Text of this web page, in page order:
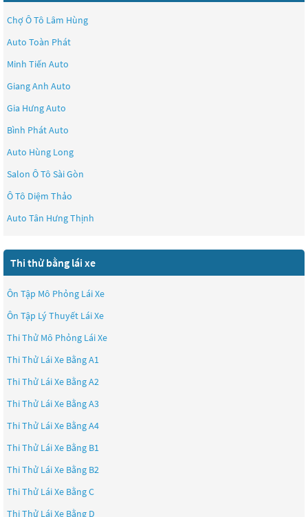
Chợ Ô Tô Lâm Hùng
Auto Toàn Phát
Minh Tiến Auto
Giang Anh Auto
Gia Hưng Auto
Bình Phát Auto
Auto Hùng Long
Salon Ô Tô Sài Gòn
Ô Tô Diệm Thảo
Auto Tân Hưng Thịnh
Thi thử bằng lái xe
Ôn Tập Mô Phỏng Lái Xe
Ôn Tập Lý Thuyết Lái Xe
Thi Thử Mô Phỏng Lái Xe
Thi Thử Lái Xe Bằng A1
Thi Thử Lái Xe Bằng A2
Thi Thử Lái Xe Bằng A3
Thi Thử Lái Xe Bằng A4
Thi Thử Lái Xe Bằng B1
Thi Thử Lái Xe Bằng B2
Thi Thử Lái Xe Bằng C
Thi Thử Lái Xe Bằng D